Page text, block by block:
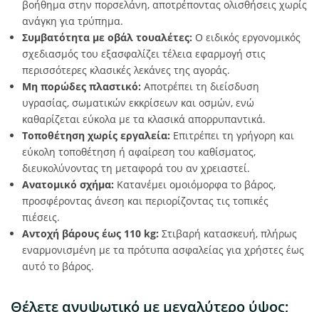
βοήθημα στην πορσελάνη, αποτρέποντας ολισθήσεις χωρίς
ανάγκη για τρύπημα.
Συμβατότητα με οβάλ τουαλέτες: Ο ειδικός εργονομικός
σχεδιασμός του εξασφαλίζει τέλεια εφαρμογή στις
περισσότερες κλασικές λεκάνες της αγοράς.
Μη πορώδες πλαστικό: Αποτρέπει τη διείσδυση
υγρασίας, σωματικών εκκρίσεων και οσμών, ενώ
καθαρίζεται εύκολα με τα κλασικά απορρυπαντικά.
Τοποθέτηση χωρίς εργαλεία: Επιτρέπει τη γρήγορη και
εύκολη τοποθέτηση ή αφαίρεση του καθίσματος,
διευκολύνοντας τη μεταφορά του αν χρειαστεί.
Ανατομικό σχήμα: Κατανέμει ομοιόμορφα το βάρος,
προσφέροντας άνεση και περιορίζοντας τις τοπικές
πιέσεις.
Αντοχή βάρους έως 110 kg: Στιβαρή κατασκευή, πλήρως
εναρμονισμένη με τα πρότυπα ασφαλείας για χρήστες έως
αυτό το βάρος.
Θέλετε ανυψωτικό με μεγαλύτερο ύψος;